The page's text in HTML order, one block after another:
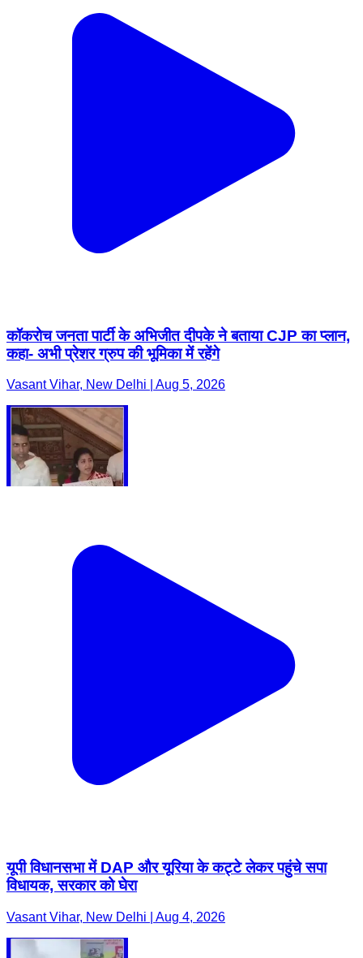
कॉकरोच जनता पार्टी के अभिजीत दीपके ने बताया CJP का प्लान,
कहा- अभी प्रेशर ग्रुप की भूमिका में रहेंगे
Vasant Vihar, New Delhi | Aug 5, 2026
यूपी विधानसभा में DAP और यूरिया के कट्टे लेकर पहुंचे सपा
विधायक, सरकार को घेरा
Vasant Vihar, New Delhi | Aug 4, 2026